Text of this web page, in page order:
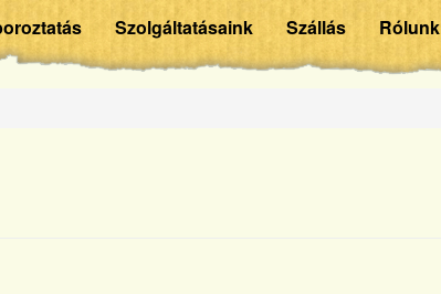
Szolgáltatásaink Szállás Rólunk